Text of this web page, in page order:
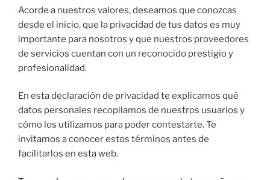
Acorde a nuestros valores, deseamos que conozcas
desde el inicio, que la privacidad de tus datos es muy
importante para nosotros y que nuestros proveedores
de servicios cuentan con un reconocido prestigio y
profesionalidad.
En esta declaración de privacidad te explicamos qué
datos personales recopilamos de nuestros usuarios y
cómo los utilizamos para poder contestarte. Te
invitamos a conocer estos términos antes de
facilitarlos en esta web.